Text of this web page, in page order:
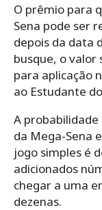
O prêmio para
Sena pode ser
depois da data
busque, o valor
para aplicação
ao Estudante
A
da Mega-Sena
jogo simples é
adicionados
chegar a uma
dezenas.